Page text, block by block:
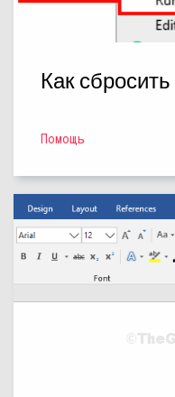
Как
Помощь